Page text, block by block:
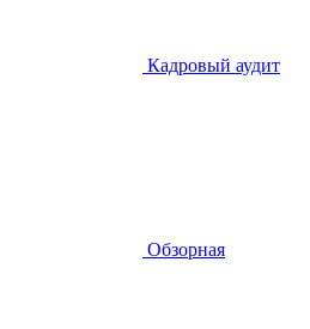
Кадровый аудит
Обзорная